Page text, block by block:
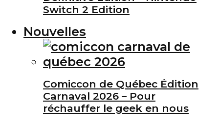
Switch 2 Edition
Nouvelles
Comiccon de Québec Édition
Carnaval 2026 – Pour
réchauffer le geek en nous